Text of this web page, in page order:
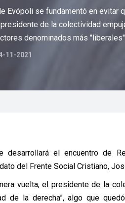
Evópoli se fundamentó en evitar
de la colectividad
denominados más
11-2021
desarrollará el encuentro de
del Frente Social Cristiano,
vuelta, el presidente de la
de la derecha”, algo que